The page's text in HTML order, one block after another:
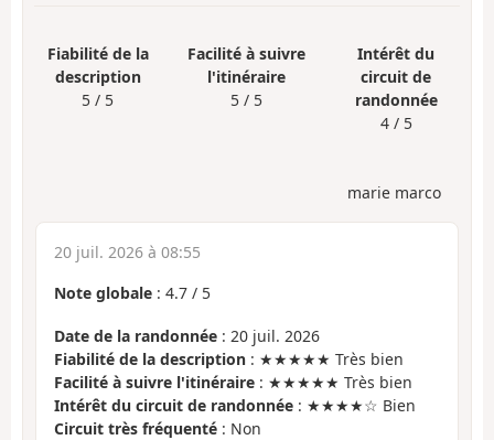
Fiabilité de la
description
5 / 5
Facilité à suivre
l'itinéraire
5 / 5
Intérêt du
circuit de
randonnée
4 / 5
marie marco
20 juil. 2026 à 08:55
Note globale : 4.7 / 5
Date de la randonnée : 20 juil. 2026
Fiabilité de la description : ★★★★★ Très bien
Facilité à suivre l'itinéraire : ★★★★★ Très bien
Intérêt du circuit de randonnée : ★★★★☆ Bien
Circuit très fréquenté : Non